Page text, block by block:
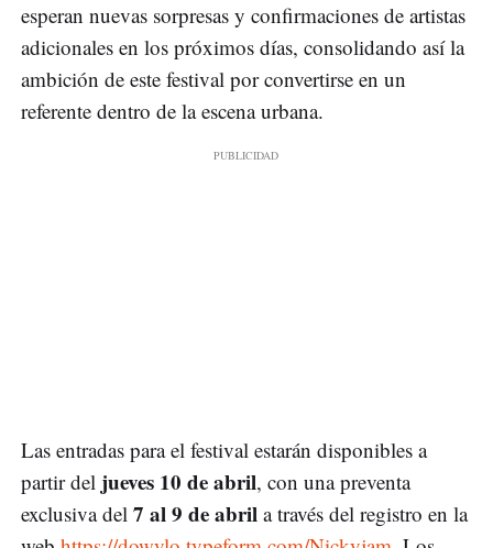
esperan nuevas sorpresas y confirmaciones de artistas
adicionales en los próximos días, consolidando así la
ambición de este festival por convertirse en un
referente dentro de la escena urbana.
Las entradas para el festival estarán disponibles a
partir del jueves 10 de abril, con una preventa
exclusiva del 7 al 9 de abril a través del registro en la